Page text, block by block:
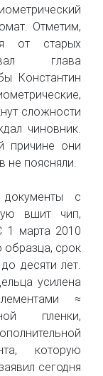
Отметим,
от старых
глава
Константин
сложности
чиновник.
причине они
не поясняли.
с
вшит чип,
1 марта 2010
образца, срок
десяти лет.
усилена
≈
пленки,
которую
сегодня